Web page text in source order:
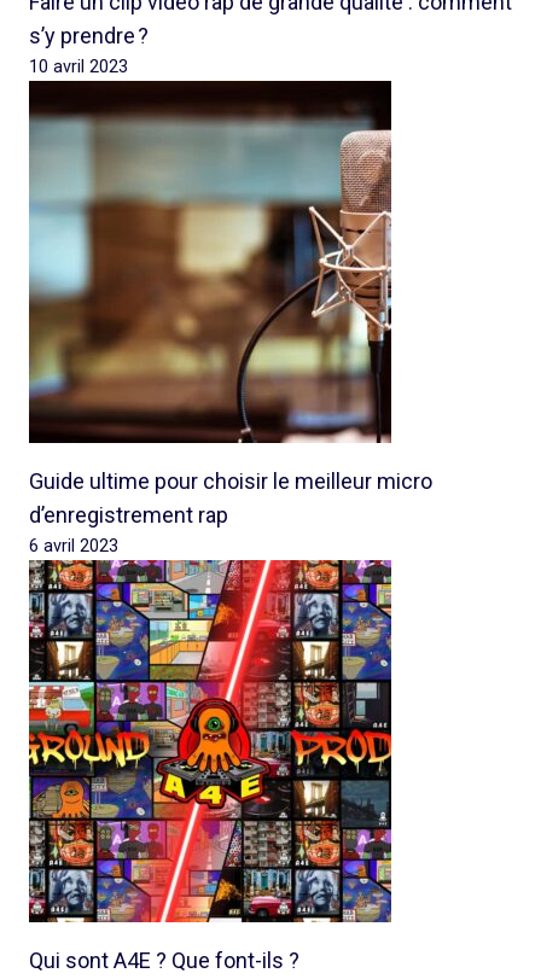
s’y prendre ?
10 avril 2023
Guide ultime pour choisir le meilleur micro
d’enregistrement rap
6 avril 2023
Qui sont A4E ? Que font-ils ?